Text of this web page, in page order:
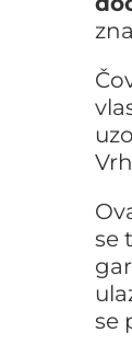
se
se